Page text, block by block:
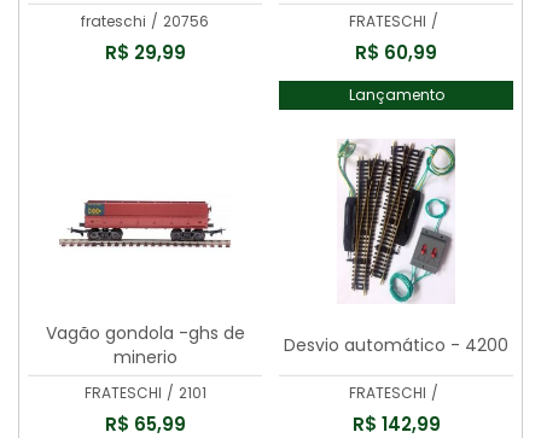
frateschi / 20756
R$ 29,99
FRATESCHI /
R$ 60,99
Lançamento
Vagão gondola -ghs de
minerio
FRATESCHI / 2101
R$ 65,99
Desvio automático - 4200
FRATESCHI /
R$ 142,99